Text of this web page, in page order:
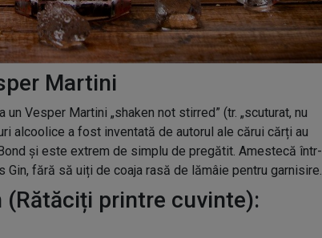
Martini
Vesper Martini „shaken not stirred” (tr. „scuturat, nu
alcoolice a fost inventată de autorul ale cărui cărți au
și este extrem de simplu de pregătit. Amestecă într-
Gin, fără să uiți de coaja rasă de lămâie pentru garnisire.
(Rătăciți printre cuvinte):